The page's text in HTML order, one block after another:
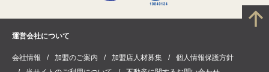
運営会社について
会社情報 加盟のご案内 加盟店人材募集
個人情報保護方針